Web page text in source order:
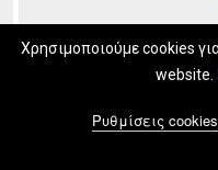
Χρησιμοποιούμε cookies
website.
Ρυθμίσεις cookies